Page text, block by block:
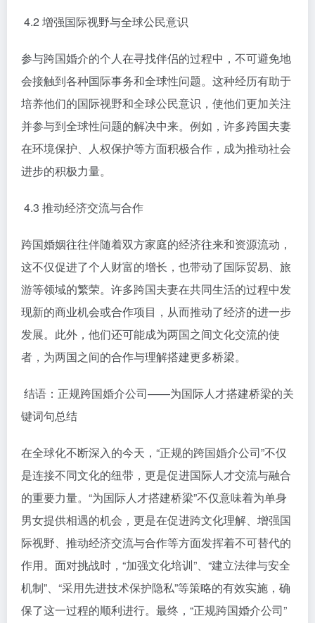
4.2 增强国际视野与全球公民意识
参与跨国婚介的个人在寻找伴侣的过程中，不可避免地
会接触到各种国际事务和全球性问题。这种经历有助于
培养他们的国际视野和全球公民意识，使他们更加关注
并参与到全球性问题的解决中来。例如，许多跨国夫妻
在环境保护、人权保护等方面积极合作，成为推动社会
进步的积极力量。
4.3 推动经济交流与合作
跨国婚姻往往伴随着双方家庭的经济往来和资源流动，
这不仅促进了个人财富的增长，也带动了国际贸易、旅
游等领域的繁荣。许多跨国夫妻在共同生活的过程中发
现新的商业机会或合作项目，从而推动了经济的进一步
发展。此外，他们还可能成为两国之间文化交流的使
者，为两国之间的合作与理解搭建更多桥梁。
结语：正规跨国婚介公司——为国际人才搭建桥梁的关
键词句总结
在全球化不断深入的今天，“正规的跨国婚介公司”不仅
是连接不同文化的纽带，更是促进国际人才交流与融合
的重要力量。“为国际人才搭建桥梁”不仅意味着为单身
男女提供相遇的机会，更是在促进跨文化理解、增强国
际视野、推动经济交流与合作等方面发挥着不可替代的
作用。面对挑战时，“加强文化培训”、“建立法律与安全
机制”、“采用先进技术保护隐私”等策略的有效实施，确
保了这一过程的顺利进行。最终，“正规跨国婚介公司”